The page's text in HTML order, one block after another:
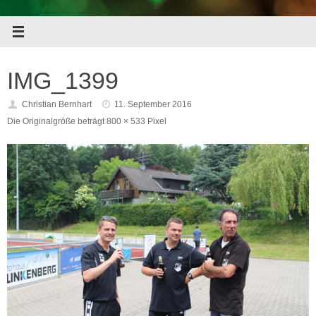
IMG_1399
Christian Bernhart
11. September 2016
Die Originalgröße beträgt800 × 533 Pixel